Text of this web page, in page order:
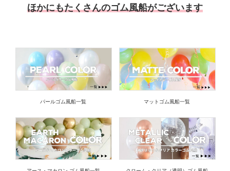
ほかにもたくさんのゴム風船がございます
パールゴム風船一覧 マットゴム風船一覧